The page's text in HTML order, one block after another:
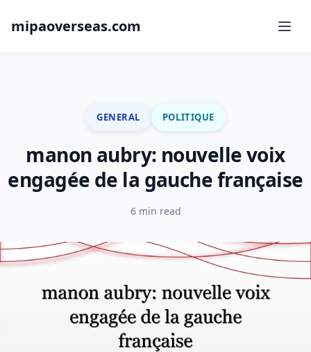
mipaoverseas.com
GENERAL POLITIQUE
manon aubry: nouvelle voix
engagée de la gauche française
6 min read